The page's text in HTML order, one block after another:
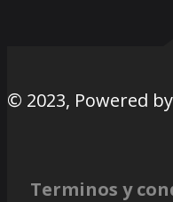
© 2023, Powered by
Terminos y